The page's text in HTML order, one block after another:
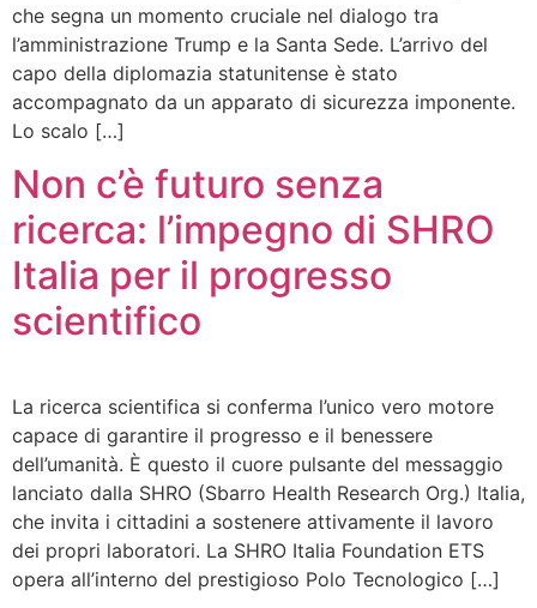
che segna un momento cruciale nel dialogo tra
l’amministrazione Trump e la Santa Sede. L’arrivo del
capo della diplomazia statunitense è stato
accompagnato da un apparato di sicurezza imponente.
Lo scalo […]
Non c’è futuro senza
ricerca: l’impegno di SHRO
Italia per il progresso
scientifico
La ricerca scientifica si conferma l’unico vero motore
capace di garantire il progresso e il benessere
dell’umanità. È questo il cuore pulsante del messaggio
lanciato dalla SHRO (Sbarro Health Research Org.) Italia,
che invita i cittadini a sostenere attivamente il lavoro
dei propri laboratori. La SHRO Italia Foundation ETS
opera all’interno del prestigioso Polo Tecnologico […]